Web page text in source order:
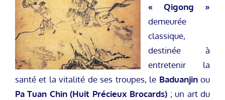
« Qigong »
demeurée
classique,
destinée à
entretenir la
santé et la vitalité de ses troupes, le Baduanjinou
Pa Tuan Chin (Huit Précieux Brocards) ; un art du